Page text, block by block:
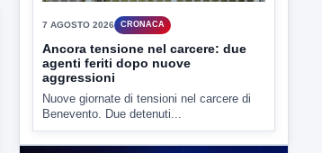
▶
7 AGOSTO 2026
Ancora tensione nel carcere: due
agenti feriti dopo nuove
aggressioni